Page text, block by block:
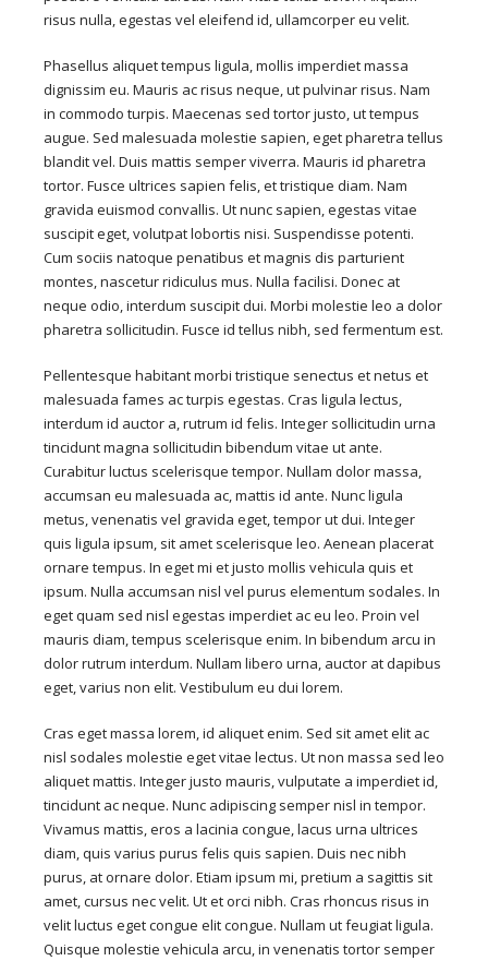
risus nulla, egestas vel eleifend id, ullamcorper eu velit.
Phasellus aliquet tempus ligula, mollis imperdiet massa
dignissim eu. Mauris ac risus neque, ut pulvinar risus. Nam
in commodo turpis. Maecenas sed tortor justo, ut tempus
augue. Sed malesuada molestie sapien, eget pharetra tellus
blandit vel. Duis mattis semper viverra. Mauris id pharetra
tortor. Fusce ultrices sapien felis, et tristique diam. Nam
gravida euismod convallis. Ut nunc sapien, egestas vitae
suscipit eget, volutpat lobortis nisi. Suspendisse potenti.
Cum sociis natoque penatibus et magnis dis parturient
montes, nascetur ridiculus mus. Nulla facilisi. Donec at
neque odio, interdum suscipit dui. Morbi molestie leo a dolor
pharetra sollicitudin. Fusce id tellus nibh, sed fermentum est.
Pellentesque habitant morbi tristique senectus et netus et
malesuada fames ac turpis egestas. Cras ligula lectus,
interdum id auctor a, rutrum id felis. Integer sollicitudin urna
tincidunt magna sollicitudin bibendum vitae ut ante.
Curabitur luctus scelerisque tempor. Nullam dolor massa,
accumsan eu malesuada ac, mattis id ante. Nunc ligula
metus, venenatis vel gravida eget, tempor ut dui. Integer
quis ligula ipsum, sit amet scelerisque leo. Aenean placerat
ornare tempus. In eget mi et justo mollis vehicula quis et
ipsum. Nulla accumsan nisl vel purus elementum sodales. In
eget quam sed nisl egestas imperdiet ac eu leo. Proin vel
mauris diam, tempus scelerisque enim. In bibendum arcu in
dolor rutrum interdum. Nullam libero urna, auctor at dapibus
eget, varius non elit. Vestibulum eu dui lorem.
Cras eget massa lorem, id aliquet enim. Sed sit amet elit ac
nisl sodales molestie eget vitae lectus. Ut non massa sed leo
aliquet mattis. Integer justo mauris, vulputate a imperdiet id,
tincidunt ac neque. Nunc adipiscing semper nisl in tempor.
Vivamus mattis, eros a lacinia congue, lacus urna ultrices
diam, quis varius purus felis quis sapien. Duis nec nibh
purus, at ornare dolor. Etiam ipsum mi, pretium a sagittis sit
amet, cursus nec velit. Ut et orci nibh. Cras rhoncus risus in
velit luctus eget congue elit congue. Nullam ut feugiat ligula.
Quisque molestie vehicula arcu, in venenatis tortor semper